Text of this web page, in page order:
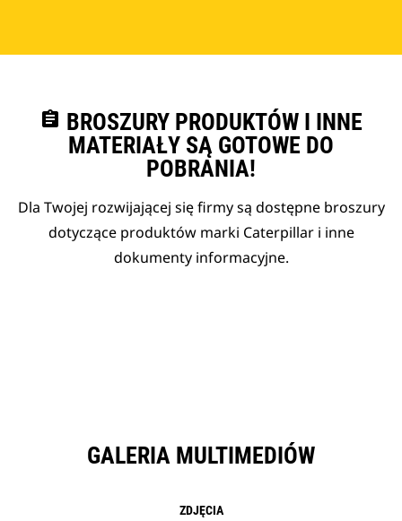
assignment BROSZURY PRODUKTÓW I INNE
MATERIAŁY SĄ GOTOWE DO
POBRANIA!
Dla Twojej rozwijającej się firmy są dostępne broszury
dotyczące produktów marki Caterpillar i inne
dokumenty informacyjne.
GALERIA MULTIMEDIÓW
ZDJĘCIA